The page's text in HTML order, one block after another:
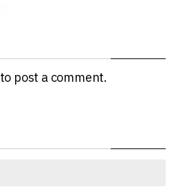
to post a comment.